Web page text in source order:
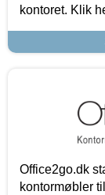
kontoret. Klik
Office2go.dk
kontormøbler